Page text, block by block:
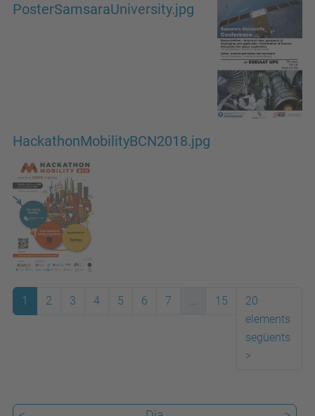
PosterSamsaraUniversity.jpg
HackathonMobilityBCN2018.jpg
1 2 3 4 5 6 7 ... 15
20
elements
següents
>